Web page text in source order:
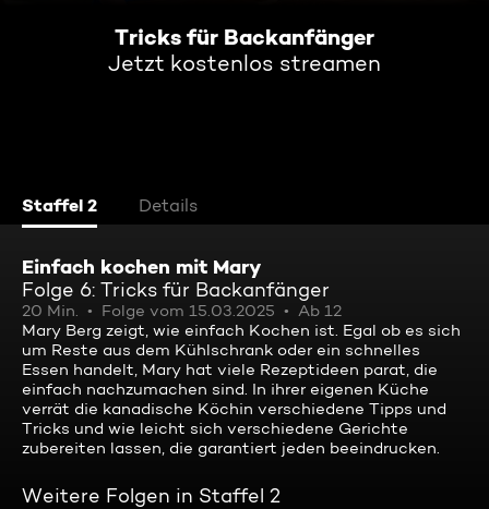
Tricks für Backanfänger
Jetzt kostenlos streamen
Staffel 2 Details
Einfach kochen mit Mary
Folge 6: Tricks für Backanfänger
20 Min. Folge vom 15.03.2025
Ab 12
Mary Berg zeigt, wie einfach Kochen ist. Egal ob es sich
um Reste aus dem Kühlschrank oder ein schnelles
Essen handelt, Mary hat viele Rezeptideen parat, die
einfach nachzumachen sind. In ihrer eigenen Küche
verrät die kanadische Köchin verschiedene Tipps und
Tricks und wie leicht sich verschiedene Gerichte
zubereiten lassen, die garantiert jeden beeindrucken.
Weitere Folgen in Staffel 2